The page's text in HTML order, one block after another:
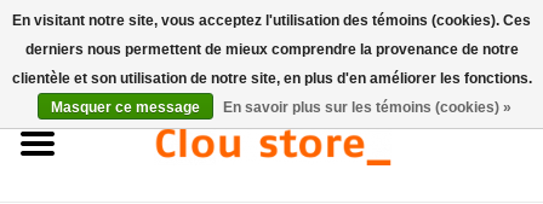
Accueil
En visitant notre site, vous acceptez l'utilisation des témoins (cookies). Ces
derniers nous permettent de mieux comprendre la provenance de notre
clientèle et son utilisation de notre site, en plus d'en améliorer les fonctions.
Masquer ce message
En savoir plus sur les témoins (cookies) »